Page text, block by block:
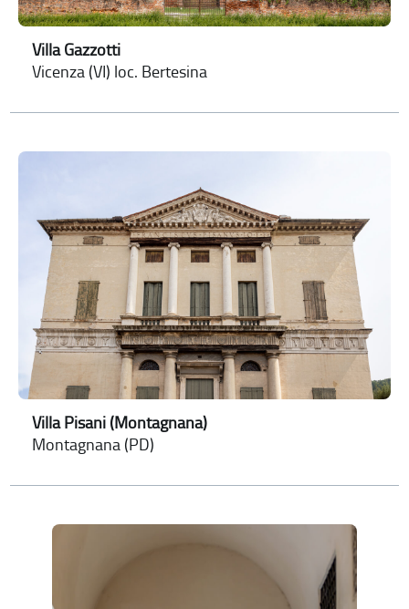
Villa Gazzotti
Vicenza (VI) loc. Bertesina
Villa Pisani (Montagnana)
Montagnana (PD)